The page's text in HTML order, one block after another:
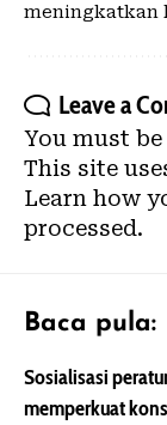
meningkatkan
Leave a
You must be
This site
Learn how
processed.
Baca pula:
Sosialisasi
memperkuat